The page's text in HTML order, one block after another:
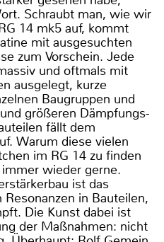
Schraubt man, wie wir
14 mk5 auf, kommt
mit ausgesuchten
zum Vorschein. Jede
und oftmals mit
ausgelegt, kurze
Baugruppen und
größeren Dämpfungs-
fällt dem
Warum diese vielen
im RG 14 zu finden
wieder gerne.
ist das
in Bauteilen,
Die Kunst dabei ist
der Maßnahmen: nicht